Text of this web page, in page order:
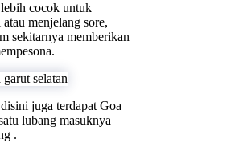
cocok untuk
menjelang sore,
sekitarnya memberikan
juga terdapat Goa
lubang masuknya
.